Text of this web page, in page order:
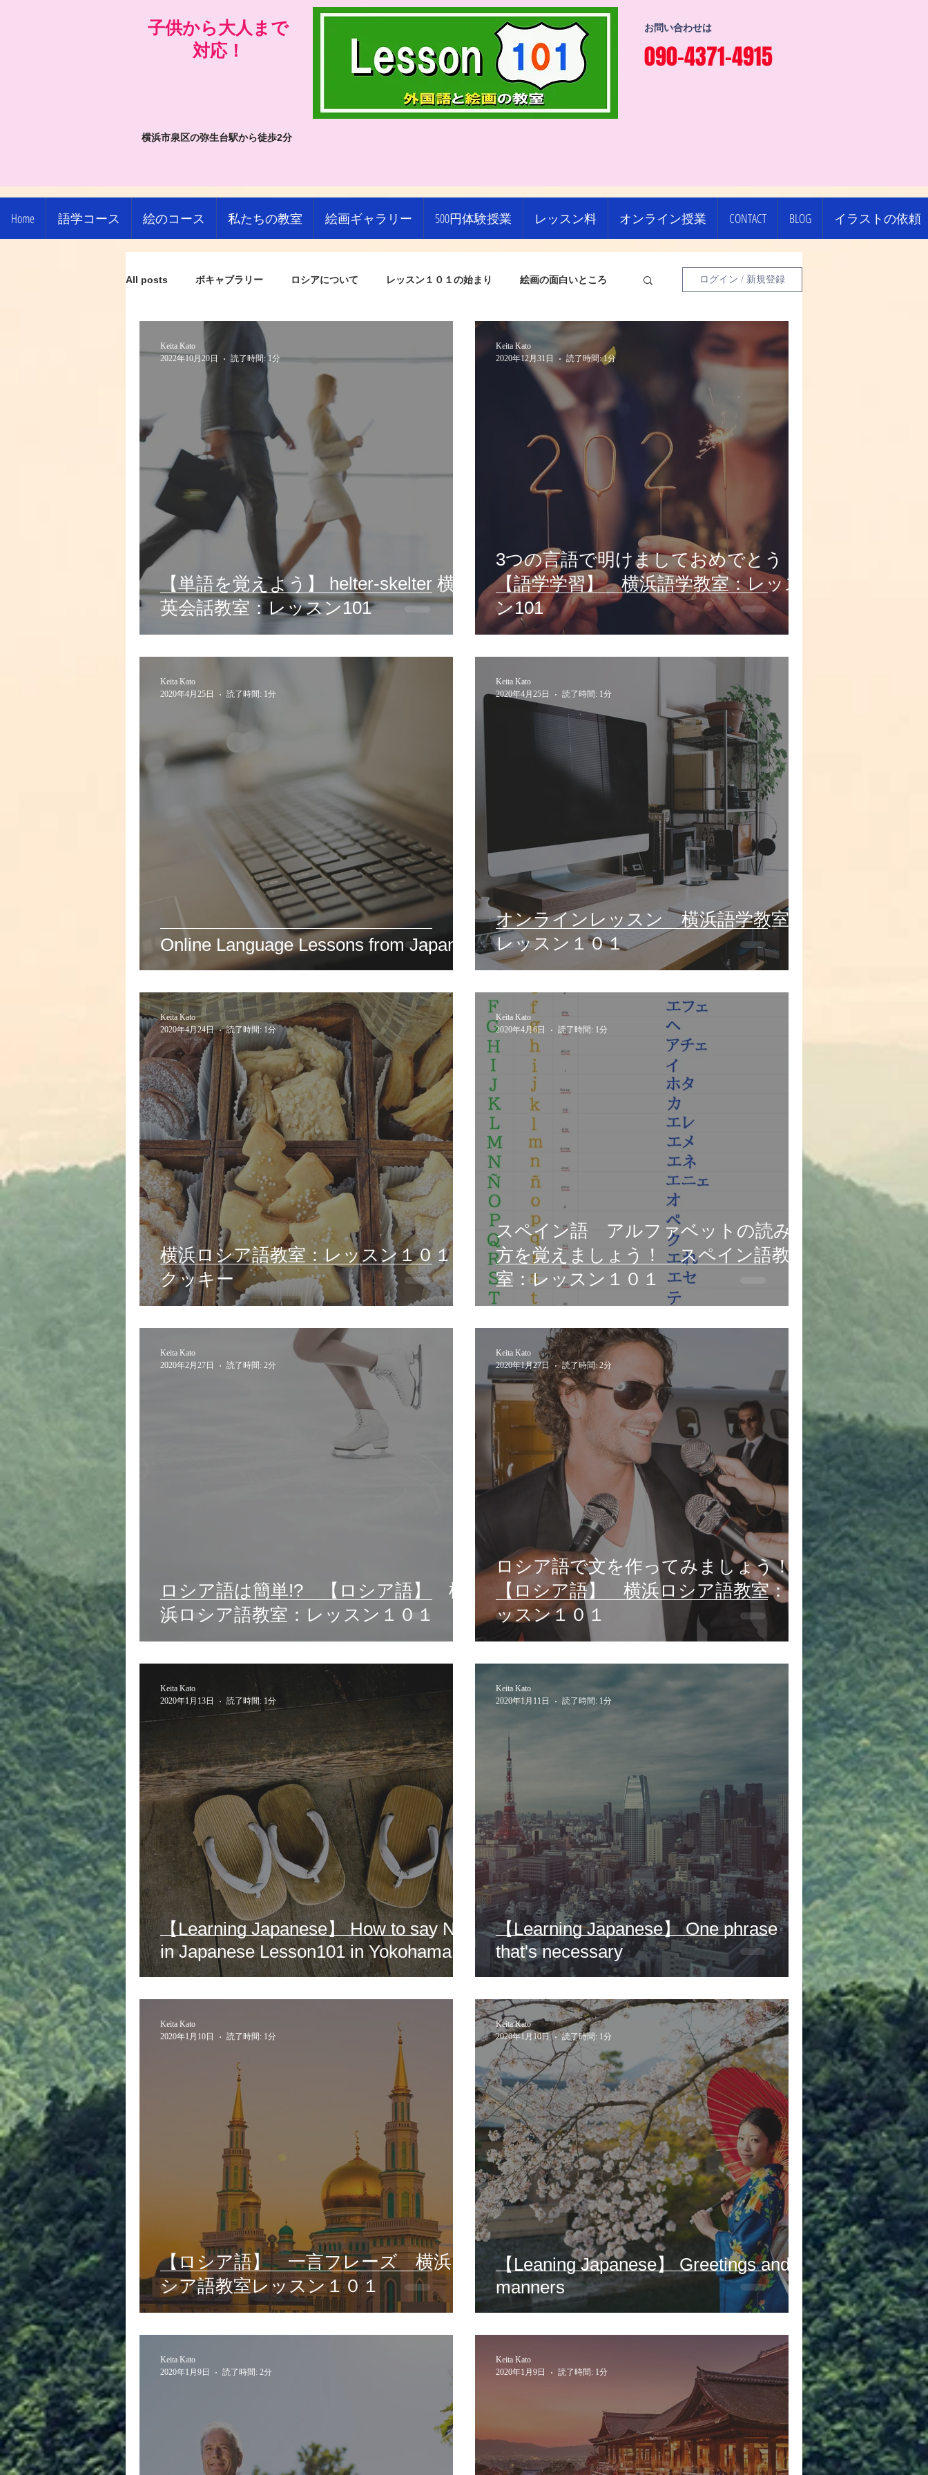
​子供から大人まで
対応！
お問い合わせは
090-4371-4915
横浜市泉区の弥生台駅から徒歩2分
Home 語学コース 絵のコース 私たちの教室 絵画ギャラリー 500円体験授業 レッスン料 オンライン授業 CONTACT BLOG イラストの依頼
All posts ボキャブラリー ロシアについて レッスン１０１の始まり 絵画の面白いところ
写真編集、イラスト依頼
ログイン / 新規登録
【単語を覚えよう】 helter-skelter 横浜
英会話教室：レッスン101
Keita Kato
2022年10月20日
読了時間: 1分
3つの言語で明けましておめでとう！
【語学学習】 横浜語学教室：レッス
ン101
Keita Kato
2020年12月31日
読了時間: 1分
Online Language Lessons from Japan
Keita Kato
2020年4月25日
読了時間: 1分
オンラインレッスン 横浜語学教室：
レッスン１０１
Keita Kato
2020年4月25日
読了時間: 1分
横浜ロシア語教室：レッスン１０１
クッキー
Keita Kato
2020年4月24日
読了時間: 1分
スペイン語 アルファベットの読み
方を覚えましょう！ スペイン語教
室：レッスン１０１
Keita Kato
2020年4月6日
読了時間: 1分
ロシア語は簡単!? 【ロシア語】 横
浜ロシア語教室：レッスン１０１
Keita Kato
2020年2月27日
読了時間: 2分
ロシア語で文を作ってみましょう！
【ロシア語】 横浜ロシア語教室：レ
ッスン１０１
Keita Kato
2020年1月27日
読了時間: 2分
【Learning Japanese】 How to say No
in Japanese Lesson101 in Yokohama
Keita Kato
2020年1月13日
読了時間: 1分
【Learning Japanese】 One phrase
that's necessary
Keita Kato
2020年1月11日
読了時間: 1分
【ロシア語】 一言フレーズ 横浜ロ
シア語教室レッスン１０１
Keita Kato
2020年1月10日
読了時間: 1分
【Leaning Japanese】 Greetings and
manners
Keita Kato
2020年1月10日
読了時間: 1分
Keita Kato
2020年1月9日
読了時間: 2分
Keita Kato
2020年1月9日
読了時間: 1分